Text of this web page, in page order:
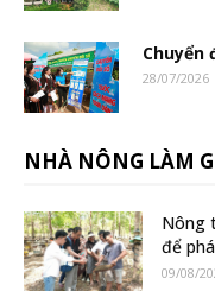
Chuyển
28/07/2026
NHÀ NÔNG LÀM
Nông
để
09/08/